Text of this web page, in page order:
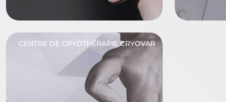
CENTRE DE CRYOTHÉRAPIE CRYOVAR